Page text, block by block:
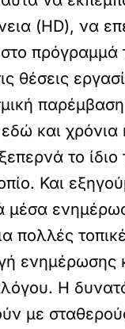
(HD), να
πρόγραμμά
θέσεις
εδώ και χρόνια
το ίδιο
Και
μέσα
πολλές
ενημέρωσης
Η
με